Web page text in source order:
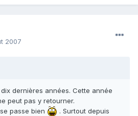
2007
dernières années. Cette année
peut pas y retourner.
passe bien
. Surtout depuis